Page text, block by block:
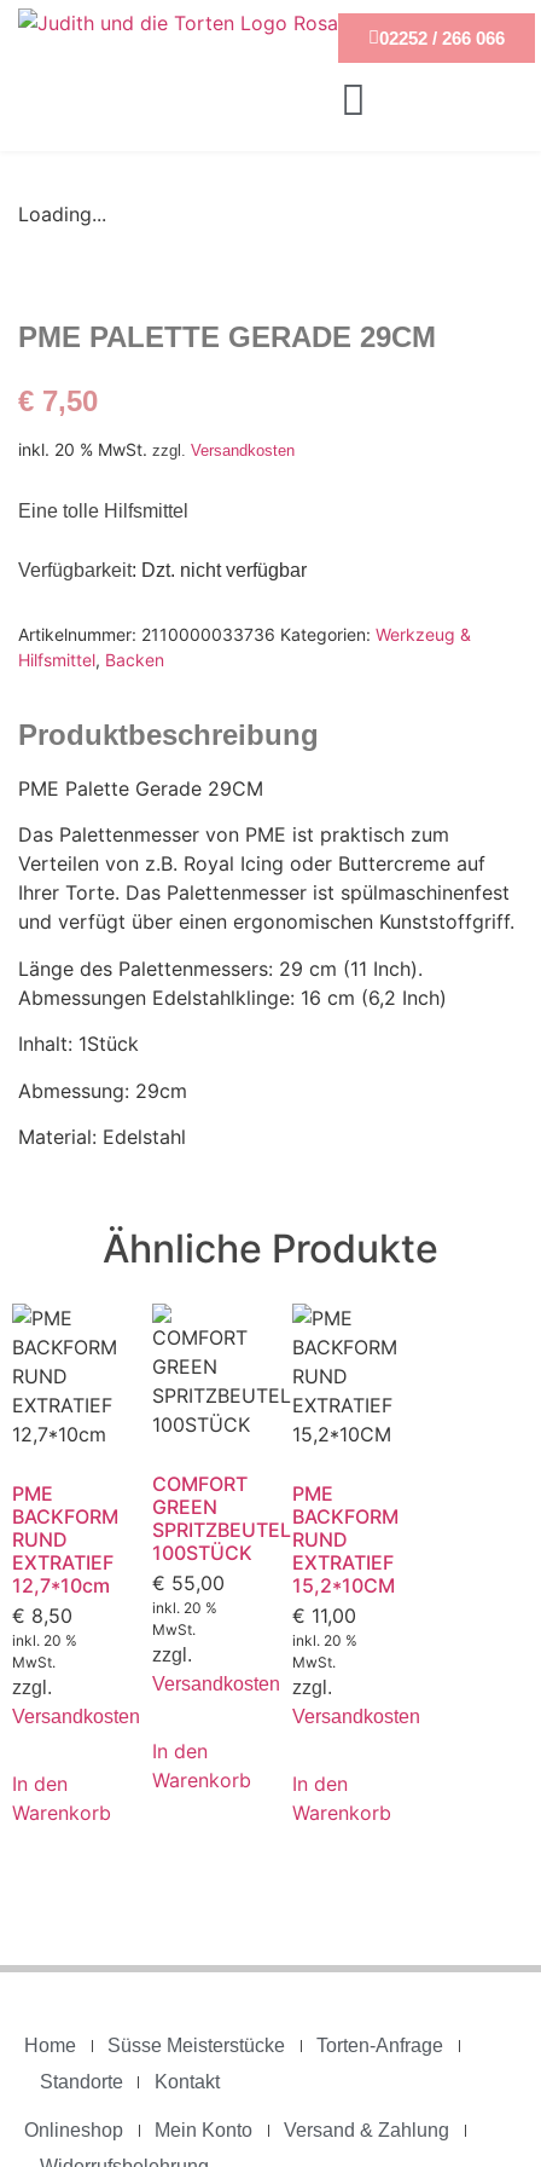
02252 / 266 066
Loading...
PME PALETTE GERADE 29CM
€ 7,50
inkl. 20 % MwSt. zzgl. Versandkosten
Eine tolle Hilfsmittel
Verfügbarkeit: Dzt. nicht verfügbar
Artikelnummer: 2110000033736 Kategorien: Werkzeug &
Hilfsmittel, Backen
Produktbeschreibung
PME Palette Gerade 29CM
Das Palettenmesser von PME ist praktisch zum
Verteilen von z.B. Royal Icing oder Buttercreme auf
Ihrer Torte. Das Palettenmesser ist spülmaschinenfest
und verfügt über einen ergonomischen Kunststoffgriff.
Länge des Palettenmessers: 29 cm (11 Inch).
Abmessungen Edelstahlklinge: 16 cm (6,2 Inch)
Inhalt: 1Stück
Abmessung: 29cm
Material: Edelstahl
Ähnliche Produkte
PME
BACKFORM
RUND
EXTRATIEF
12,7*10cm
€ 8,50
inkl. 20 %
MwSt.
zzgl.
Versandkosten
In den
Warenkorb
COMFORT
GREEN
SPRITZBEUTEL
100STÜCK
€ 55,00
inkl. 20 %
MwSt.
zzgl.
Versandkosten
In den
Warenkorb
PME
BACKFORM
RUND
EXTRATIEF
15,2*10CM
€ 11,00
inkl. 20 %
MwSt.
zzgl.
Versandkosten
In den
Warenkorb
Home Süsse Meisterstücke
Torten-Anfrage
Standorte
Kontakt
Onlineshop Mein Konto
Versand & Zahlung